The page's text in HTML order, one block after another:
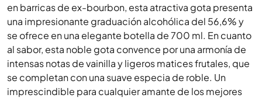
en barricas de ex-bourbon, esta atractiva gota presenta
una impresionante graduación alcohólica del 56,6% y
se ofrece en una elegante botella de 700 ml. En cuanto
al sabor, esta noble gota convence por una armonía de
intensas notas de vainilla y ligeros matices frutales, que
se completan con una suave especia de roble. Un
imprescindible para cualquier amante de los mejores